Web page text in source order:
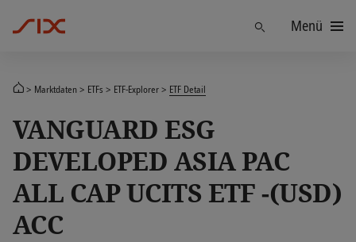
FindenMenü
Marktdaten ETFs ETF-Explorer ETF Detail
VANGUARD ESG
DEVELOPED ASIA PAC
ALL CAP UCITS ETF -(USD)
ACC